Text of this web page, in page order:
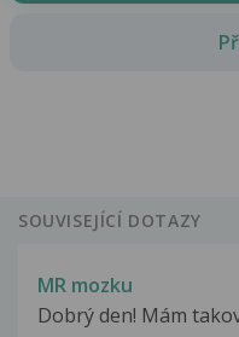
SOUVISEJÍCÍ DOTAZY
MR mozku
Dobrý den! Mám